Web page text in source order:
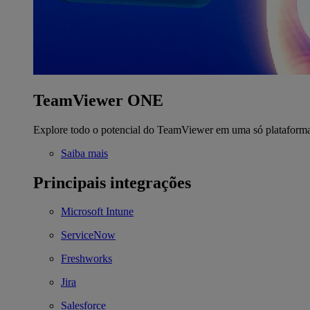
TeamViewer ONE
Explore todo o potencial do TeamViewer em uma só
Saiba mais
Principais integrações
Microsoft Intune
ServiceNow
Freshworks
Jira
Salesforce